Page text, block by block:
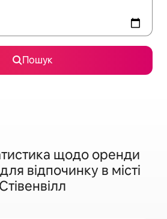
Пошук
щодо оренди
відпочинку в місті
Стівенвілл